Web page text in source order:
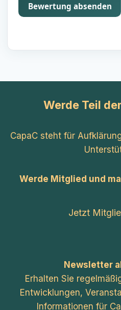
Bewertung absenden
Werde Teil
CapaC steht für
Werde Mitglied und
Jetzt
Newsletter
Erhalten Sie
Entwicklungen,
Informationen für